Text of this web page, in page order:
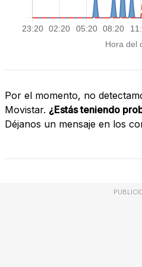
Por el momento, no
Movistar. ¿Estás teniendo
Déjanos un mensaje en los